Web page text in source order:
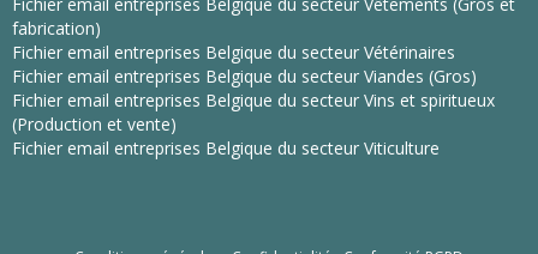
fabrication)
Fichier email entreprises Belgique du secteur Vétérinaires
Fichier email entreprises Belgique du secteur Viandes (Gros)
Fichier email entreprises Belgique du secteur Vins et spiritueux
(Production et vente)
Fichier email entreprises Belgique du secteur Viticulture